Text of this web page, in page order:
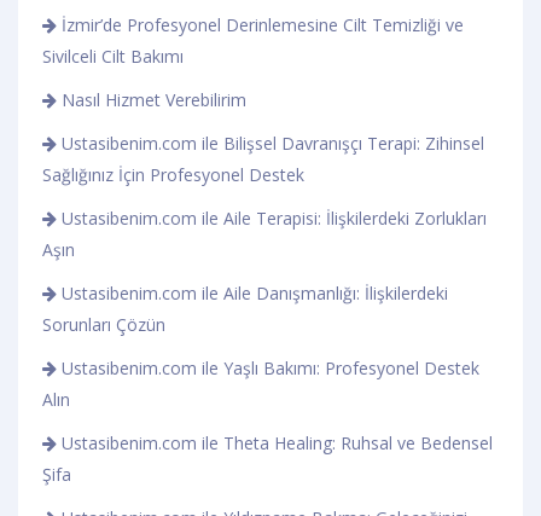
İzmir’de Profesyonel Derinlemesine Cilt Temizliği ve
Sivilceli Cilt Bakımı
Nasıl Hizmet Verebilirim
Ustasibenim.com ile Bilişsel Davranışçı Terapi: Zihinsel
Sağlığınız İçin Profesyonel Destek
Ustasibenim.com ile Aile Terapisi: İlişkilerdeki Zorlukları
Aşın
Ustasibenim.com ile Aile Danışmanlığı: İlişkilerdeki
Sorunları Çözün
Ustasibenim.com ile Yaşlı Bakımı: Profesyonel Destek
Alın
Ustasibenim.com ile Theta Healing: Ruhsal ve Bedensel
Şifa